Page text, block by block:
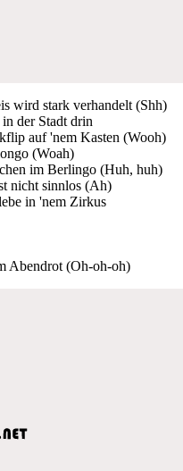
wird stark verhandelt (Shh)
der Stadt drin
auf 'nem Kasten (Wooh)
(Woah)
im Berlingo (Huh, huh)
nicht sinnlos (Ah)
in 'nem Zirkus
Abendrot (Oh-oh-oh)